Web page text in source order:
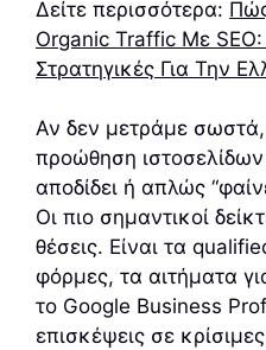
Δείτε περισσότερα:
Organic Traffic Με
Στρατηγικές Για Την
Αν δεν μετράμε
προώθηση
αποδίδει ή απλώς
Οι πιο σημαντικοί
θέσεις. Είναι τα
φόρμες, τα αιτήματα
το Google Business
επισκέψεις σε